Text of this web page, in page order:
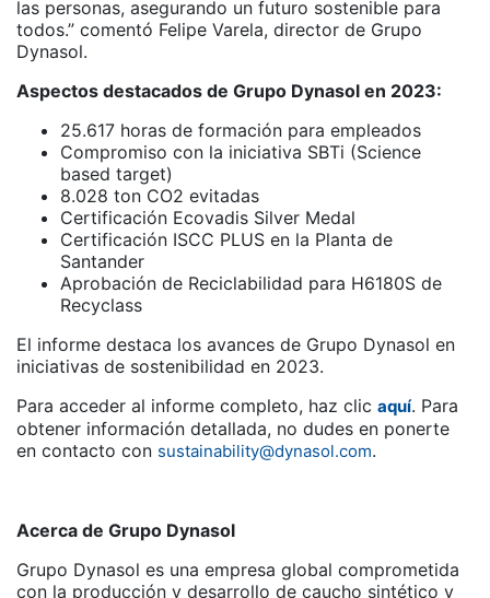
las personas, asegurando un futuro sostenible para
todos.” comentó Felipe Varela, director de Grupo
Dynasol.
Aspectos destacados de Grupo Dynasol en 2023:
25.617 horas de formación para empleados
Compromiso con la iniciativa SBTi (Science
based target)
8.028 ton CO2 evitadas
Certificación Ecovadis Silver Medal
Certificación ISCC PLUS en la Planta de
Santander
Aprobación de Reciclabilidad para H6180S de
Recyclass
El informe destaca los avances de Grupo Dynasol en
iniciativas de sostenibilidad en 2023.
Para acceder al informe completo, haz clic aquí. Para
obtener información detallada, no dudes en ponerte
en contacto con sustainability@dynasol.com.
Acerca de Grupo Dynasol
Grupo Dynasol es una empresa global comprometida
con la producción y desarrollo de caucho sintético y